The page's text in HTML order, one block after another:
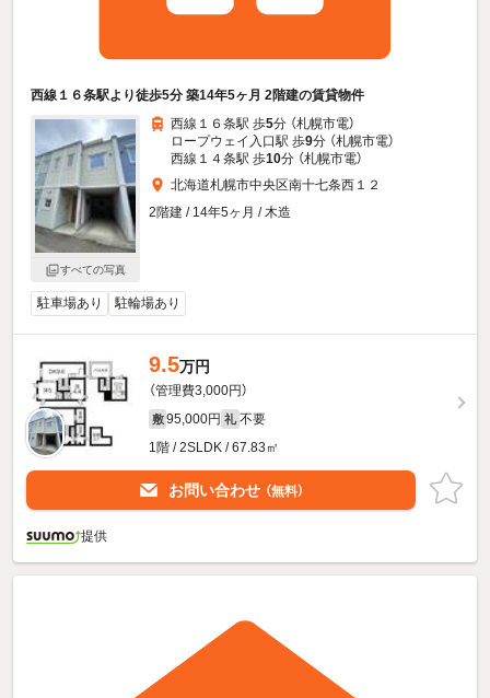
西線１６条駅より徒歩5分 築14年5ヶ月 2階建の賃貸物件
すべての写真
西線１６条駅 歩5分 （札幌市電）
ロープウェイ入口駅 歩9分 （札幌市電）
西線１４条駅 歩10分 （札幌市電）
北海道札幌市中央区南十七条西１２
2階建 / 14年5ヶ月 / 木造
駐車場あり 駐輪場あり
9.5万円
（管理費3,000円）
敷 95,000円 礼 不要
1階 / 2SLDK / 67.83㎡
お問い合わせ （無料）
提供